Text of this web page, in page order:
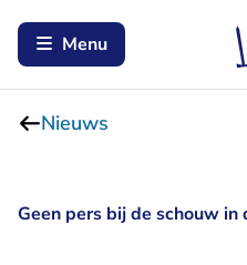
Menu
Nieuws
Geen pers bij de schouw